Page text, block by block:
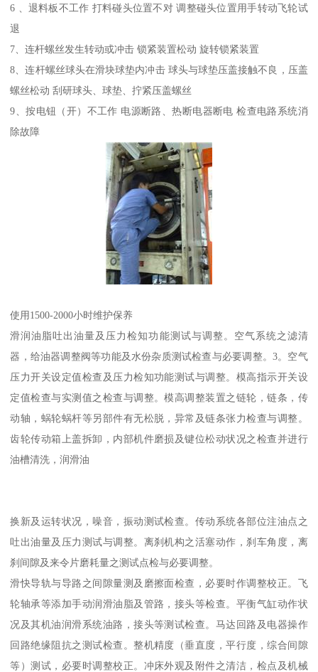
6 、退料板不工作 打料碰头位置不对 调整碰头位置用手转动飞轮试
退
7、连杆螺丝发生转动或冲击 锁紧装置松动 旋转锁紧装置
8、连杆螺丝球头在滑块球垫内冲击 球头与球垫压盖接触不良，压盖
螺丝松动 刮研球头、球垫、拧紧压盖螺丝
9、按电钮（开）不工作 电源断路、热断电器断电 检查电路系统消
除故障
使用1500-2000小时维护保养
滑润油脂吐出油量及压力检知功能测试与调整。空气系统之滤清
器，给油器调整阀等功能及水份杂质测试检查与必要调整。3。空气
压力开关设定值检查及压力检知功能测试与调整。模高指示开关设
定值检查与实测值之检查与调整。模高调整装置之链轮，链条，传
动轴，蜗轮蜗杆等另部件有无松脱，异常及链条张力检查与调整。
齿轮传动箱上盖拆卸，内部机件磨损及键位松动状况之检查并进行
油槽清洗，润滑油
换新及运转状况，噪音，振动测试检查。传动系统各部位注油点之
吐出油量及压力测试与调整。离刹机构之活塞动作，刹车角度，离
刹间隙及来令片磨耗量之测试点检与必要调整。
滑快导轨与导路之间隙量测及磨擦面检查，必要时作调整校正。飞
轮轴承等添加手动润滑油脂及管路，接头等检查。平衡气缸动作状
况及其机油润滑系统油路，接头等测试检查。马达回路及电器操作
回路绝缘阻抗之测试检查。整机精度（垂直度，平行度，综合间隙
等）测试，必要时调整校正。冲床外观及附件之清洁，检点及机械